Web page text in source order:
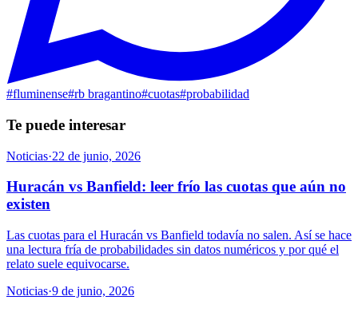
#fluminense#rb bragantino#cuotas#probabilidad
Te puede interesar
Noticias·22 de junio, 2026
Huracán vs Banfield: leer frío las cuotas que aún no
existen
Las cuotas para el Huracán vs Banfield todavía no salen. Así se hace
una lectura fría de probabilidades sin datos numéricos y por qué el
relato suele equivocarse.
Noticias·9 de junio, 2026